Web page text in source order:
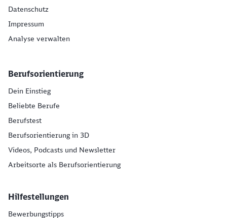
Datenschutz
Impressum
Analyse verwalten
Berufsorientierung
Dein Einstieg
Beliebte Berufe
Berufstest
Berufsorientierung in 3D
Videos, Podcasts und Newsletter
Arbeitsorte als Berufsorientierung
Hilfestellungen
Bewerbungstipps